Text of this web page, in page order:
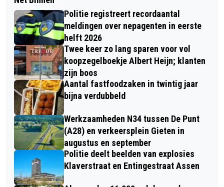
Politie registreert recordaantal
meldingen over nepagenten in eerste
helft 2026
Twee keer zo lang sparen voor vol
koopzegelboekje Albert Heijn; klanten
zijn boos
Aantal fastfoodzaken in twintig jaar
bijna verdubbeld
Werkzaamheden N34 tussen De Punt
(A28) en verkeersplein Gieten in
augustus en september
Politie deelt beelden van explosies
Klaverstraat en Entingestraat Assen